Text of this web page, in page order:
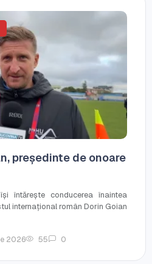
președinte de onoare
întărește conducerea înaintea
internațional român Dorin Goian
2026 55 0